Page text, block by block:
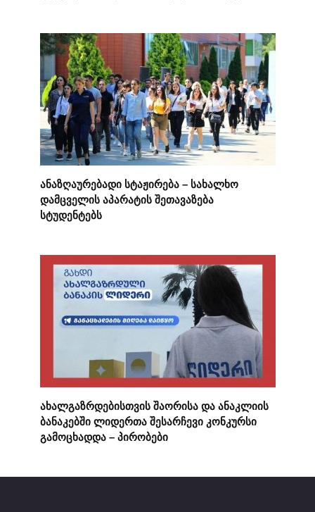
ანაზღაურებადი სტაჟირება – სახალხო
დამცველის აპარატის შეთავაზება
სტუდენტებს
ახალგაზრდებისთვის შაორისა და ანაკლიის
ბანაკებში ლიდერთა შესარჩევი კონკურსი
გამოცხადდა – პირობები